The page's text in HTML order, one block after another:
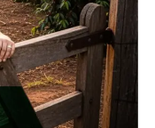
da
se pela
relação ao verão,
de ar frio e